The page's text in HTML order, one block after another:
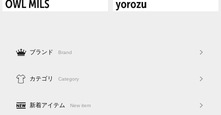
ブランド Brand
カテゴリ Category
新着アイテム New item